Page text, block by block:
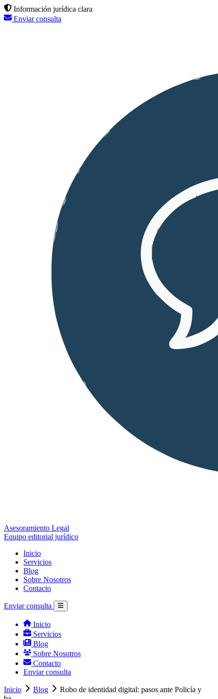
Información jurídica clara
Enviar consulta
Asesoramiento Legal
Equipo editorial jurídico
Inicio
Servicios
Blog
Sobre Nosotros
Contacto
Enviar consulta
Inicio
Servicios
Blog
Sobre Nosotros
Contacto
Enviar consulta
Inicio Blog
Robo de identidad digital: pasos ante Policía y